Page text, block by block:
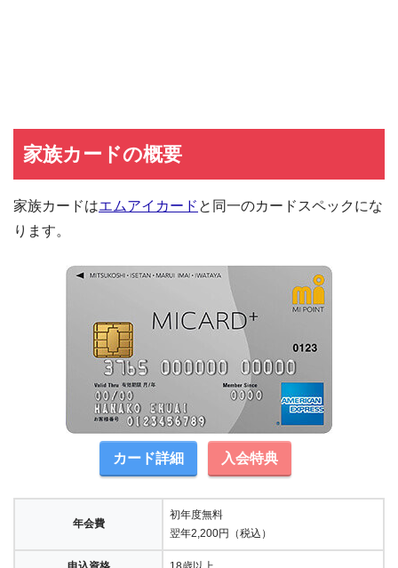
家族カードの概要
家族カードはエムアイカード と同一のカードスペックにな
ります。
カード詳細 入会特典
年会費
初年度無料
翌年2,200円（税込）